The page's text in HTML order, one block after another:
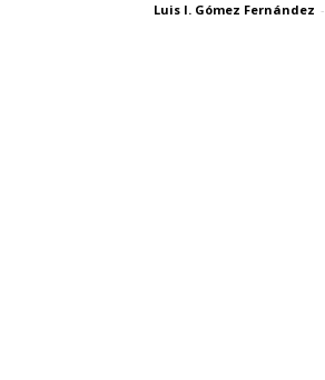
Luis I. Gómez Fernández -